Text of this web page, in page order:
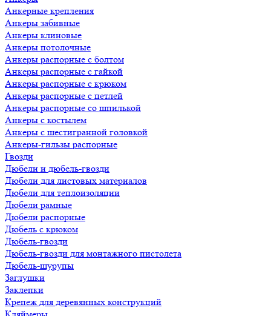
Анкерные крепления
Анкеры забивные
Анкеры клиновые
Анкеры потолочные
Анкеры распорные с болтом
Анкеры распорные с гайкой
Анкеры распорные с крюком
Анкеры распорные с петлей
Анкеры распорные со шпилькой
Анкеры с костылем
Анкеры с шестигранной головкой
Анкеры-гильзы распорные
Гвозди
Дюбели и дюбель-гвозди
Дюбели для листовых материалов
Дюбели для теплоизоляции
Дюбели рамные
Дюбели распорные
Дюбель с крюком
Дюбель-гвозди
Дюбель-гвозди для монтажного пистолета
Дюбель-шурупы
Заглушки
Заклепки
Крепеж для деревянных конструкций